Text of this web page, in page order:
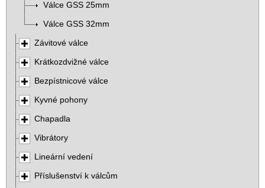
Válce GSS 25mm
Válce GSS 32mm
Závitové válce
Krátkozdvižné válce
Bezpístnicové válce
Kyvné pohony
Chapadla
Vibrátory
Lineární vedení
Příslušenství k válcům